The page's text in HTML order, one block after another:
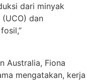
dari minyak
dan
Australia, Fiona
mengatakan, kerja